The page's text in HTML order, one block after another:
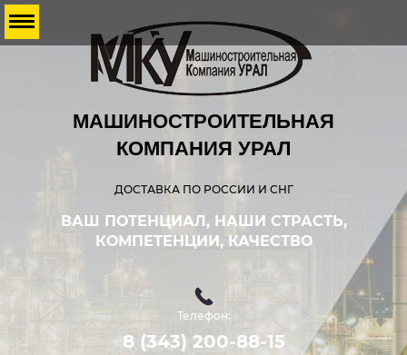
МАШИНОСТРОИТЕЛЬНАЯ
КОМПАНИЯ УРАЛ
ДОСТАВКА ПО РОССИИ И СНГ
ВАШ ПОТЕНЦИАЛ, НАШИ СТРАСТЬ,
КОМПЕТЕНЦИИ, КАЧЕСТВО
Телефон:
8 (343) 200-88-15